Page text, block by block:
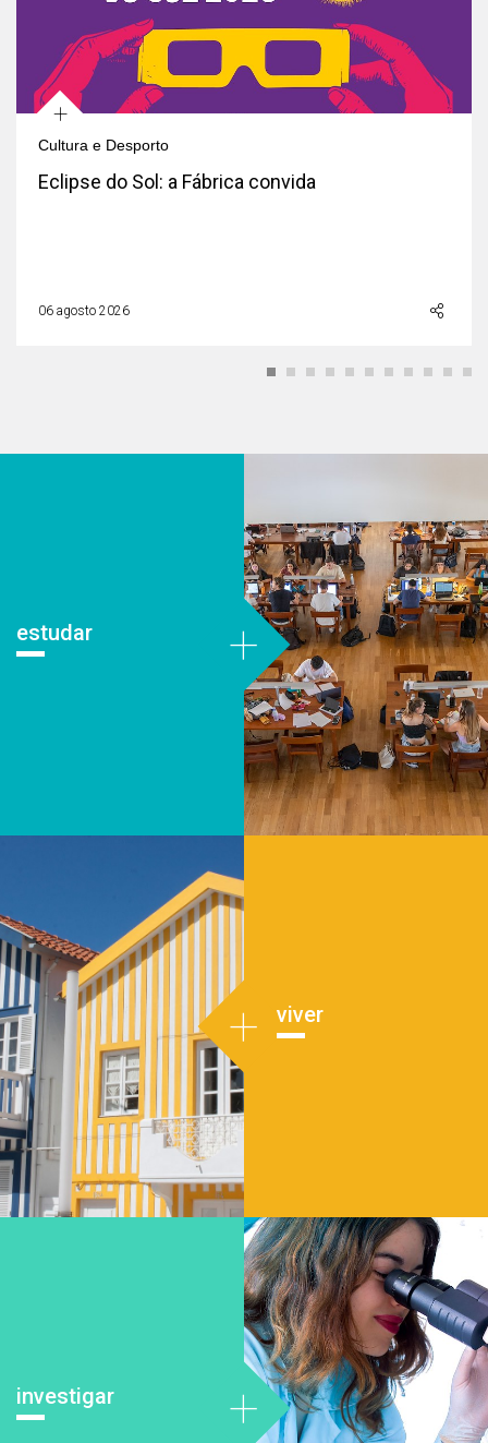
+
Cultura e Desporto
Eclipse do Sol: a Fábrica convida
06 agosto 2026
estudar +
viver
+
investigar +